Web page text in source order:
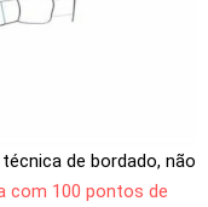
de bordado, não
com 100 pontos de